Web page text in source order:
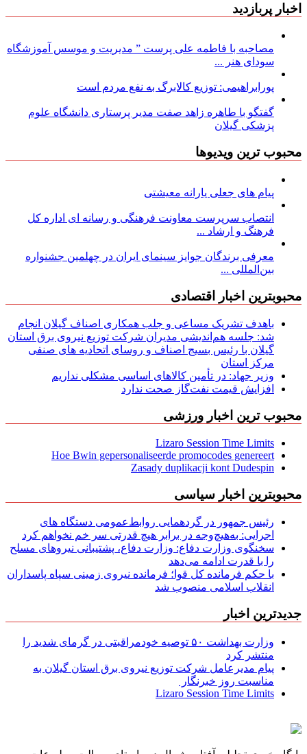
اخبار پربازدید
مصاحبه با فاطمه علی پرست ” مدیریت و موسس آموزشگاه
سودای هنر ...
پورابراهیمی: توزیع کالابرگ به نفع مردم است
گفتگو با طاهره زاهد صفت مدیر پرستاری دانشگاه علوم
پزشکی گیلان
محبوب ترین ویدیوها
پیام های جعلی یارانه معیشتی
انتصاب سرپرست معاونت فرهنگی و رسانه ای اداره کل
فرهنگ و ارشاد ...
معرفی برندگان جوایز سینمای ایران در چهلمین جشنواره
بین‌المللی ...
محبوبترین اخبار اقتصادی
باهدف تشریک مساعی و جلب همکاری اصناف گیلان انجام
شد: جلسه هم‌اندیشی مدیران شركت توزیع نیروی برق استان
گیلان با رئیس بسیج اصناف و روسای اتحادیه های صنفی
مركز استان
وزیر جهاد: در تأمین کالاهای اساسی مشکلی نداریم
افزایش قیمت نفت‌گاز صحت ندارد
محبوب ترین اخبار ورزشی
Lizaro Session Time Limits
Hoe Bwin gepersonaliseerde promocodes genereert
Zasady duplikacji kont Dudespin
محبوبترین اخبار سیاسی
رئیس جمهور در گردهمایی روابط‌عمومی دستگاه های
اجرایی: به‌هیچ‌وجه در برابر هیچ قدرتی سر خم نخواهم کرد
سخنگوی وزارت دفاع: وزارت دفاع، پشتیبانی نیرو‌های مسلح
را با قدرت ادامه می‌دهد
با حکم فرمانده کل قوا؛ فرمانده نیروی زمینی سپاه پاسداران
انقلاب اسلامی منصوب شد
جدیدترین اخبار
وزارت بهداشت ۵۰ توصیه خودمراقبتی در گرمای شدید را
منتشر کرد
پیام مدیرعامل شركت توزیع نیروی برق استان گیلان به
مناسبت روز خبرنگار ‌
Lizaro Session Time Limits